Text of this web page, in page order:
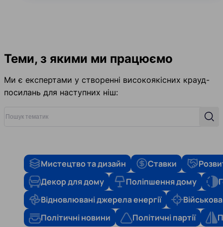
Теми, з якими ми працюємо
Ми є експертами у створенні високоякісних крауд-
посилань для наступних ніш:
Мистецтво та дизайн Ставки
Декор для дому
Поліпшення дому
Відновлювані джерела енергії
Політичні новини
Політичні партії